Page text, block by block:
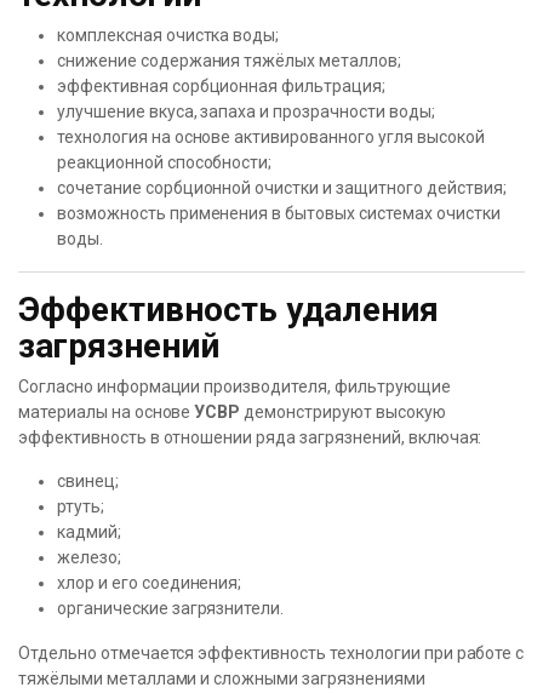
комплексная очистка воды;
снижение содержания тяжёлых металлов;
эффективная сорбционная фильтрация;
улучшение вкуса, запаха и прозрачности воды;
технология на основе активированного угля высокой
реакционной способности;
сочетание сорбционной очистки и защитного действия;
возможность применения в бытовых системах очистки
воды.
Эффективность удаления
загрязнений
Согласно информации производителя, фильтрующие
материалы на основеУСВР демонстрируют высокую
эффективность в отношении ряда загрязнений, включая:
свинец;
ртуть;
кадмий;
железо;
хлор и его соединения;
органические загрязнители.
Отдельно отмечается эффективность технологии при работе с
тяжёлыми металлами и сложными загрязнениями